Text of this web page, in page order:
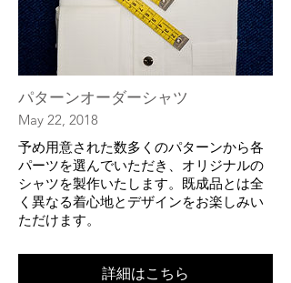
パターンオーダーシャツ
May 22, 2018
​予め用意された数多くのパターンから各
パーツを選んでいただき、オリジナルの
シャツを製作いたします。既成品とは全
く異なる着心地とデザインをお楽しみい
ただけます。
詳細はこちら